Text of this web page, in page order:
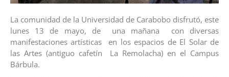
La comunidad de la Universidad de Carabobo disfrutó, este
lunes 13 de mayo, de una mañana con diversas
manifestaciones artísticas en los espacios de El Solar de
las Artes (antiguo cafetín La Remolacha) en el Campus
Bárbula.